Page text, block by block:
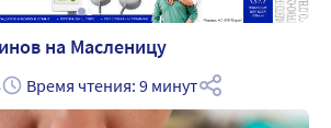
на Масленицу
Время чтения: 9 минут